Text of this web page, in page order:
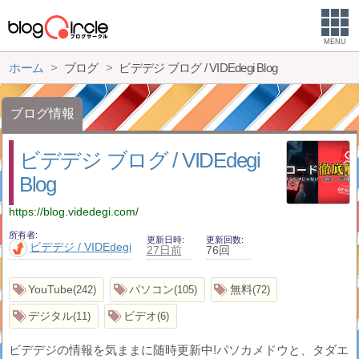
MENU
ホーム ブログ ビデデジ ブログ / VIDEdegi Blog
ブログ情報
ビデデジ ブログ / VIDEdegi
Blog
https://blog.videdegi.com/
所有者
ビデデジ / VIDEdegi
更新日時
27日前
更新回数
76回
YouTube 242 パソコン 105 無料 72
デジタル 11 ビデオ 6
ビデデジの情報を気ままに随時更新中!パソカメドウと、タダエ